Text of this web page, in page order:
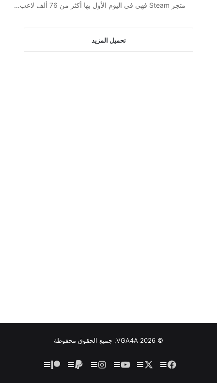
متجر Steam فهي في اليوم الأول بها أكثر من 76 ألف لاعب…
تحميل المزيد
© VGA4A 2026, جميع الحقوق محفوظة
فيسبوك
‫X
‫YouTubeانستقرام
‏Paypal
‫Patreon